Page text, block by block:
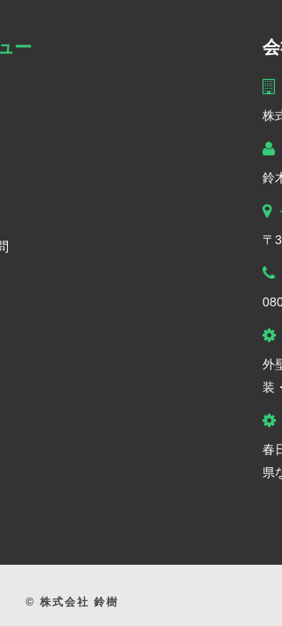
ー
株
鈴
〒
外
装
春
県
© 株式会社 鈴樹